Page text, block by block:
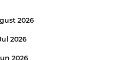
2026
2026
2026